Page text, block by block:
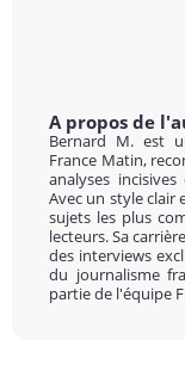
A propos de
Bernard M. est
France Matin,
analyses
Avec un style clair
sujets les plus
lecteurs. Sa
des interviews
du journalisme
partie de l'équipe